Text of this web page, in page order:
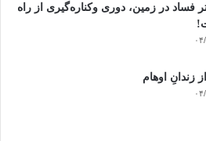
فساد در زمین‌، دوری وکناره‌گیری از راه
زندانِ اوهام